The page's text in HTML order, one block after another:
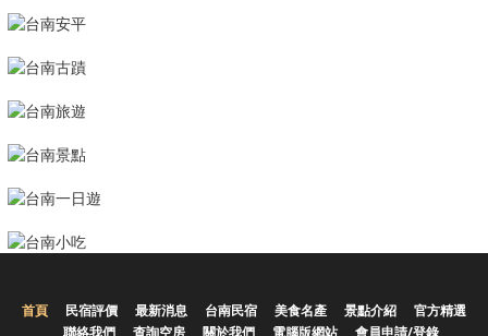
首頁 民宿評價 最新消息 台南民宿 美食名產 景點介紹
官方精選
聯絡我們
查詢空房 關於我們 電腦版網站 會員申請/登錄